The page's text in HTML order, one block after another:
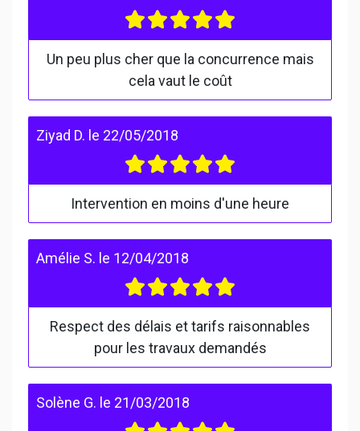
Un peu plus cher que la concurrence mais
cela vaut le coût
Ziyad D. le 22/05/2018
Intervention en moins d'une heure
Amélie S. le 12/04/2018
Respect des délais et tarifs raisonnables
pour les travaux demandés
Solène G. le 21/03/2018